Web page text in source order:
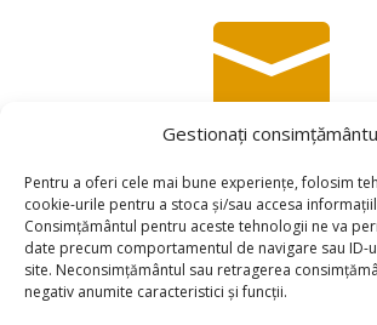
Gestionați
Pentru a oferi cele mai bune experiențe, folosim
cookie-urile pentru a stoca și/sau accesa
Consimțământul pentru aceste tehnologii ne va
date precum comportamentul de navigare sau ID-
site. Neconsimțământul sau retragerea
negativ anumite caracteristici și funcții.

